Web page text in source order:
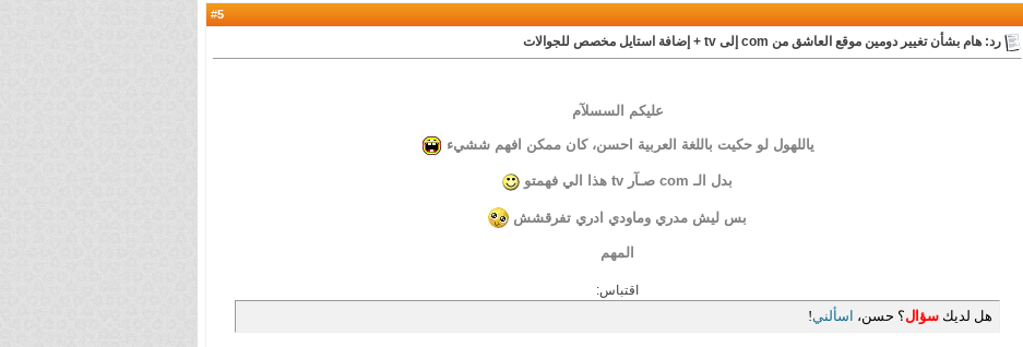
5
رد: هام بشأن تغيير دومين موقع العاشق من com إلى tv + إضافة استايل مخصص للجوالات
عليكم السسلآم
ياللهول لو حكيت باللغة العربية احسن، كان ممكن افهم ششيء
بدل الـ com صـآر tv هذا الي فهمتو
بس ليش مدري وماودي ادري تفرقشش
المهم
اقتباس:
هل لديك سؤال؟ حسن، اسألني!